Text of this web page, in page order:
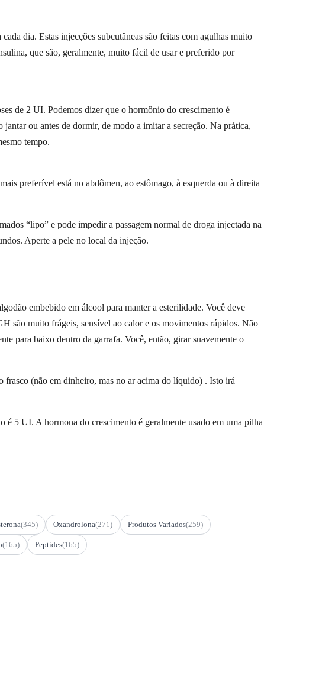
dia. Estas injecções subcutâneas são feitas com agulhas muito
que são, geralmente, muito fácil de usar e preferido por
de 2 UI. Podemos dizer que o hormônio do crescimento é
ou antes de dormir, de modo a imitar a secreção. Na prática,
tempo.
preferível está no abdômen, ao estômago, à esquerda ou à direita
“lipo” e pode impedir a passagem normal de droga injectada na
Aperte a pele no local da injeção.
embebido em álcool para manter a esterilidade. Você deve
são muito frágeis, sensível ao calor e os movimentos rápidos. Não
para baixo dentro da garrafa. Você, então, girar suavemente o
frasco (não em dinheiro, mas no ar acima do líquido) . Isto irá
5 UI. A hormona do crescimento é geralmente usado em uma pilha
(345) Oxandrolona(271) Produtos Variados(259)
(165) Peptides(165)